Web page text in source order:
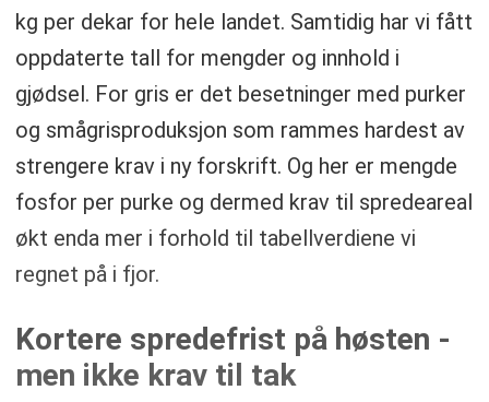
kg per dekar for hele landet. Samtidig har vi fått
oppdaterte tall for mengder og innhold i
gjødsel. For gris er det besetninger med purker
og smågrisproduksjon som rammes hardest av
strengere krav i ny forskrift. Og her er mengde
fosfor per purke og dermed krav til spredeareal
økt enda mer i forhold til tabellverdiene vi
regnet på i fjor.
Kortere spredefrist på høsten -
men ikke krav til tak